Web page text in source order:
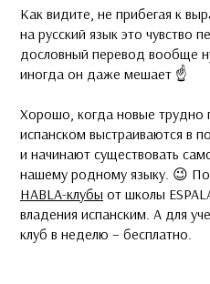
Как видите, не прибегая к
на русский язык это чувство
дословный перевод вообще
иногда он даже мешает ☝
️Хорошо, когда новые
испанском выстраиваются в
и начинают существовать
нашему родному языку. 😉
HABLA-клубы от школы
владения испанским. А для
клуб в неделю – бесплатно.